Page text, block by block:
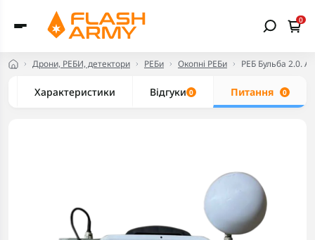
0
Дрони, РЕБИ, детектори РЕБи Окопні РЕБи РЕБ Бульба 2.0.
Характеристики Відгуки 0 Питання 0